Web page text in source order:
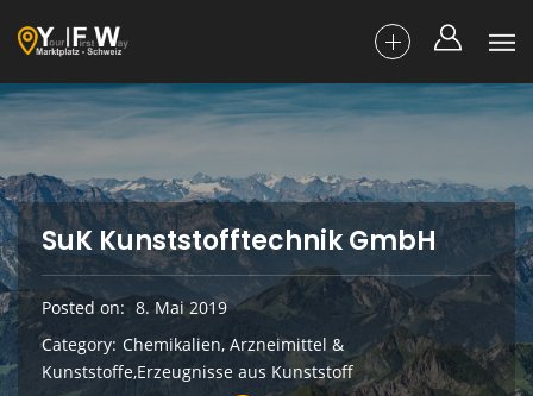
SuK Kunststofftechnik GmbH
Posted on
8. Mai 2019
Category Chemikalien, Arzneimittel &
Kunststoffe,Erzeugnisse aus Kunststoff